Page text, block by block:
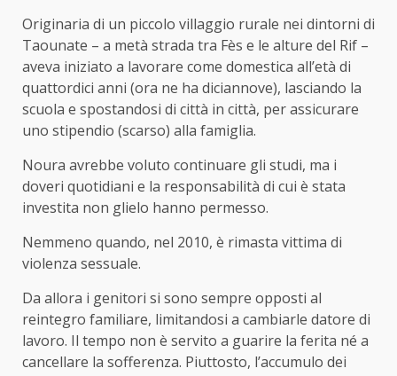
Originaria di un piccolo villaggio rurale nei dintorni di
Taounate – a metà strada tra Fès e le alture del Rif –
aveva iniziato a lavorare come domestica all’età di
quattordici anni (ora ne ha diciannove), lasciando la
scuola e spostandosi di città in città, per assicurare
uno stipendio (scarso) alla famiglia.
Noura avrebbe voluto continuare gli studi, ma i
doveri quotidiani e la responsabilità di cui è stata
investita non glielo hanno permesso.
Nemmeno quando, nel 2010, è rimasta vittima di
violenza sessuale.
Da allora i genitori si sono sempre opposti al
reintegro familiare, limitandosi a cambiarle datore di
lavoro. Il tempo non è servito a guarire la ferita né a
cancellare la sofferenza. Piuttosto, l’accumulo dei